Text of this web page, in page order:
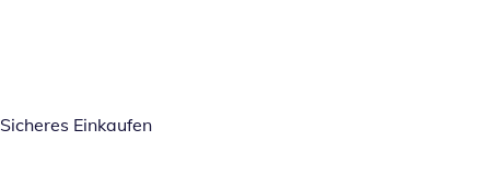
Sicheres Einkaufen